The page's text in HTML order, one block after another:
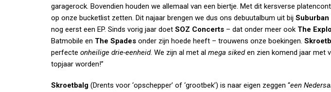
garagerock. Bovendien houden we allemaal van een biertje. Met dit kersverse
op onze bucketlist zetten. Dit najaar brengen we dus ons debuutalbum uit bij
nog eerst een EP. Sinds vorig jaar doet SOZ Concerts – dat onder meer ook The
Batmobile en The Spades onder zijn hoede heeft – trouwens onze boekingen.
perfecte onheilige drie-eenheid. We zijn al met al mega sikeden zien komend jaar met
topjaar worden!”
Skroetbalg (Drents voor ‘opschepper’ of ‘grootbek’) is naar eigen zeggen “een